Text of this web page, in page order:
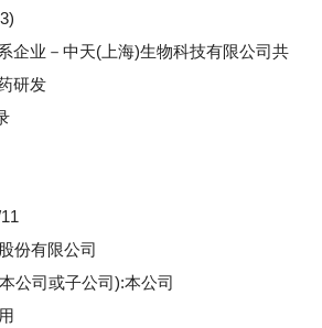
业－中天(上海)生物科技有限公司共
研发
份有限公司
公司或子公司):本公司